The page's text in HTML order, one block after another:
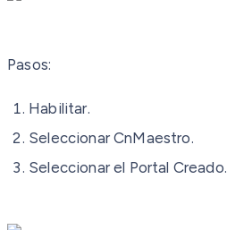
Pasos:
Habilitar.
Seleccionar CnMaestro.
Seleccionar el Portal Creado.